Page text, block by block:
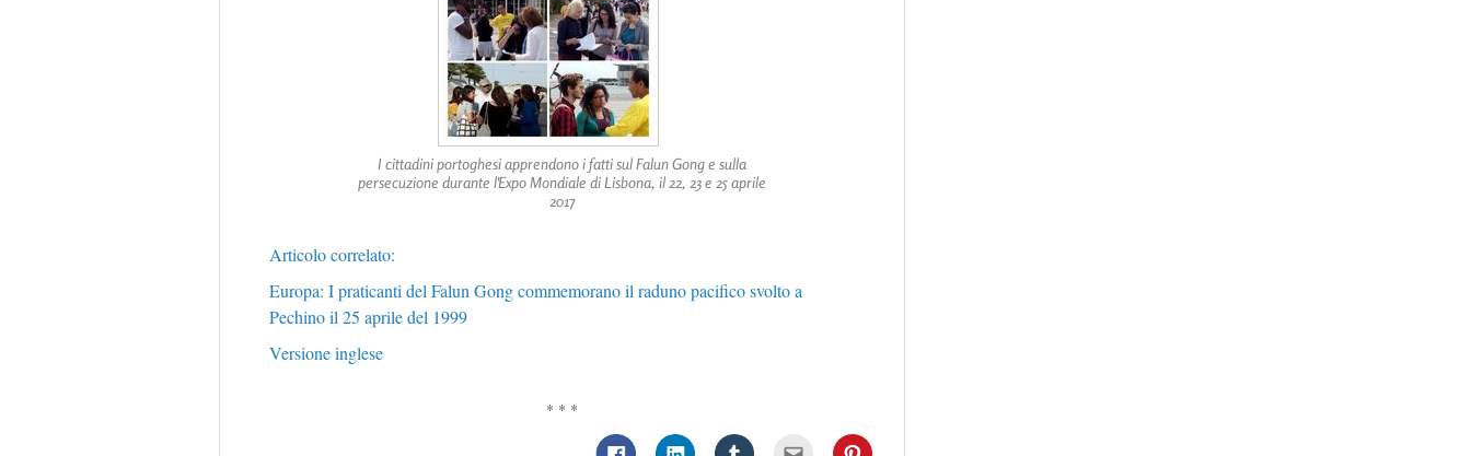
I cittadini portoghesi apprendono i fatti sul Falun Gong e sulla
persecuzione durante l'Expo Mondiale di Lisbona, il 22, 23 e 25 aprile
2017
Articolo correlato:
Europa: I praticanti del Falun Gong commemorano il raduno pacifico svolto a
Pechino il 25 aprile del 1999
Versione inglese
* * *